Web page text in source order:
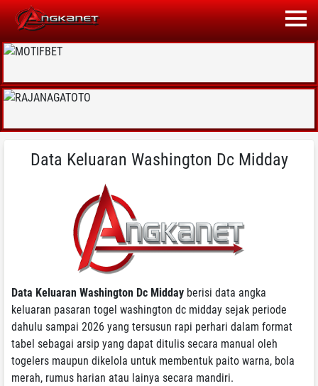
Data Keluaran Washington Dc Midday
Data Keluaran Washington Dc Midday berisi data angka
keluaran pasaran togel washington dc midday sejak periode
dahulu sampai 2026 yang tersusun rapi perhari dalam format
tabel sebagai arsip yang dapat ditulis secara manual oleh
togelers maupun dikelola untuk membentuk paito warna, bola
merah, rumus harian atau lainya secara mandiri.